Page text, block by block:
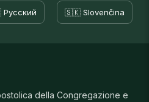
🇸🇰 Slovenčina
della Congregazione e